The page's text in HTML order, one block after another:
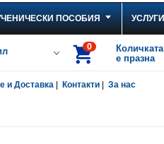
ПОСОБИЯ УСЛУГИ
0
Количката
е празна
и Доставка Контакти За нас